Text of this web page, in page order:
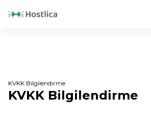
KVKK Bilgilendirme
KVKK Bilgilendirme